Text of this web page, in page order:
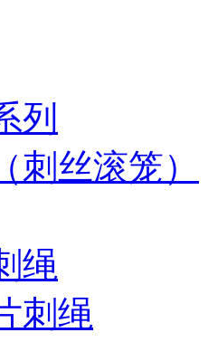
列
刺丝滚笼）
绳
刺绳